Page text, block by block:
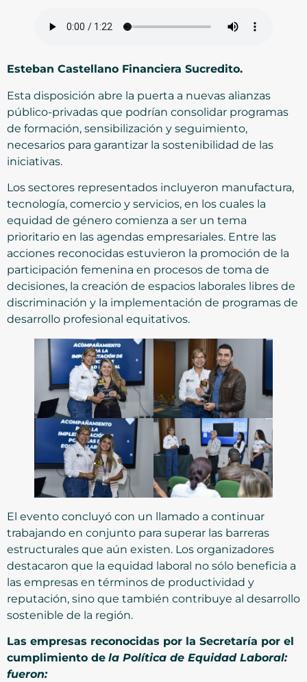
Esteban Castellano Financiera Sucredito.
Esta disposición abre la puerta a nuevas alianzas
público-privadas que podrían consolidar programas
de formación, sensibilización y seguimiento,
necesarios para garantizar la sostenibilidad de las
iniciativas.
Los sectores representados incluyeron manufactura,
tecnología, comercio y servicios, en los cuales la
equidad de género comienza a ser un tema
prioritario en las agendas empresariales. Entre las
acciones reconocidas estuvieron la promoción de la
participación femenina en procesos de toma de
decisiones, la creación de espacios laborales libres de
discriminación y la implementación de programas de
desarrollo profesional equitativos.
El evento concluyó con un llamado a continuar
trabajando en conjunto para superar las barreras
estructurales que aún existen. Los organizadores
destacaron que la equidad laboral no sólo beneficia a
las empresas en términos de productividad y
reputación, sino que también contribuye al desarrollo
sostenible de la región.
Las empresas reconocidas por la Secretaría por el
cumplimiento de la Política de Equidad Laboral:
fueron: